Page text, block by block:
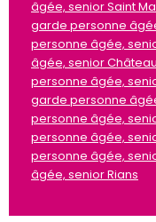
âgée, senior Saint
garde personne
personne âgée,
âgée, senior
personne âgée,
garde personne
personne âgée,
personne âgée,
personne âgée,
âgée, senior Rians